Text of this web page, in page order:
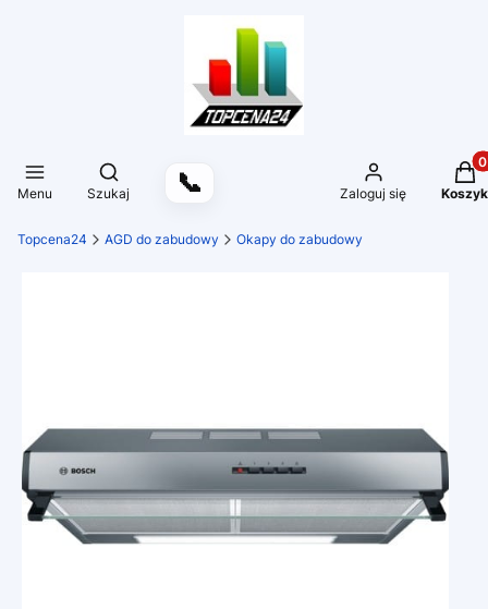
Menu
Otwórz wyszukiwarkę
Szukaj 📞 Zaloguj się Koszyk
Topcena24 AGD do zabudowy Okapy do zabudowy